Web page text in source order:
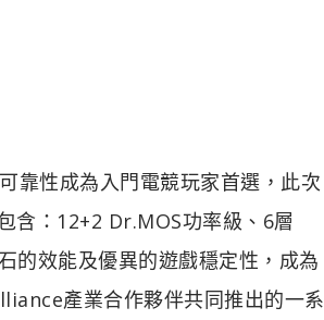
靠性成為入門電競玩家首選，此次
含：12+2 Dr.MOS功率級、6層
的效能及優異的遊戲穩定性，成為
產業合作夥伴共同推出的一系